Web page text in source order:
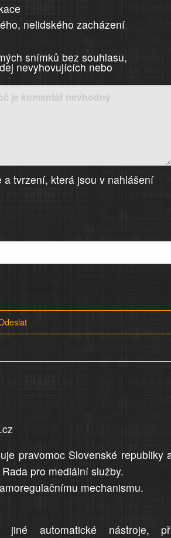
nelidského zacházení
snímků bez souhlasu,
nevyhovujících nebo
tvrzení, která jsou v nahlášení
pravomoc Slovenské republiky
pro mediální služby.
mechanismu.
jiné automatické nástroje,